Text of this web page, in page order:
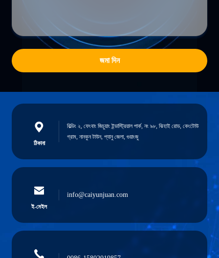
জমা দিন
ঠিকানা
বিল্ডিং ২, ফেংবাং জিচুয়াং ইন্ডাস্ট্রিয়াল পার্ক, নং ৯৮, ঝিহাই রোড, কেংটোউ
গ্রাম, নানকুন টাউন, প্যানু জেলা, গুয়াংজু
ই-মেইল
info@caiyunjuan.com